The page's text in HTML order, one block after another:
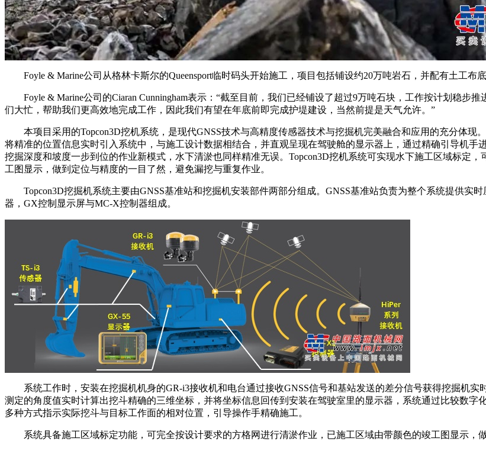
Foyle & Marine公司从格林卡斯尔的Queensport临时码头开始施工，项目包括铺设约20万吨岩石，并配有土工布
Foyle & Marine公司的Ciaran Cunningham表示：“截至目前，我们已经铺设了超过9万吨石块，工作按计划稳步
们大忙，帮助我们更高效地完成工作，因此我们有望在年底前即完成护堤建设，当然前提是天气允许。”
本项目采用的Topcon3D挖机系统，是现代GNSS技术与高精度传感器技术与挖掘机完美融合和应用的充分体现
将精准的位置信息实时引入系统中，与施工设计数据相结合，并直观呈现在驾驶舱的显示器上，通过精确引导机
挖掘深度和坡度一步到位的作业新模式，水下清淤也同样精准无误。Topcon3D挖机系统可实现水下施工区域标定
工图显示，做到定位与精度的一目了然，避免漏挖与重复作业。
Topcon3D挖掘机系统主要由GNSS基准站和挖掘机安装部件两部分组成。GNSS基准站负责为整个系统提供实
器，GX控制显示屏与MC-X控制器组成。
系统工作时，安装在挖掘机机身的GR-i3接收机和电台通过接收GNSS信号和基站发送的差分信号获得挖掘机实
测定的角度值实时计算出挖斗精确的三维坐标，并将坐标信息回传到安装在驾驶室里的显示器，系统通过比较数
多种方式指示实际挖斗与目标工作面的相对位置，引导操作手精确施工。
系统具备施工区域标定功能，可完全按设计要求的方格网进行清淤作业，已施工区域由带颜色的竣工图显示，